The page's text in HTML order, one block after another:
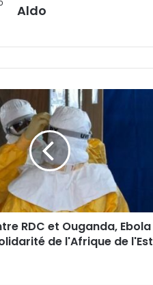
Aldo
RDC et Ouganda, Ebola
de l'Afrique de l'Est‎